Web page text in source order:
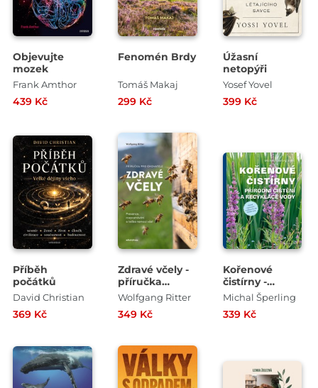
Objevujte
mozek
Frank Amthor
439 Kč
Fenomén Brdy
Tomáš Makaj
299 Kč
Úžasní
netopýři
Yosef Yovel
399 Kč
Příběh
počátků
David Christian
369 Kč
Zdravé včely -
příručka
chovatele
Wolfgang Ritter
349 Kč
Kořenové
čistírny -
Přírodní čištění
a recyklace
vody
Michal Šperling
339 Kč